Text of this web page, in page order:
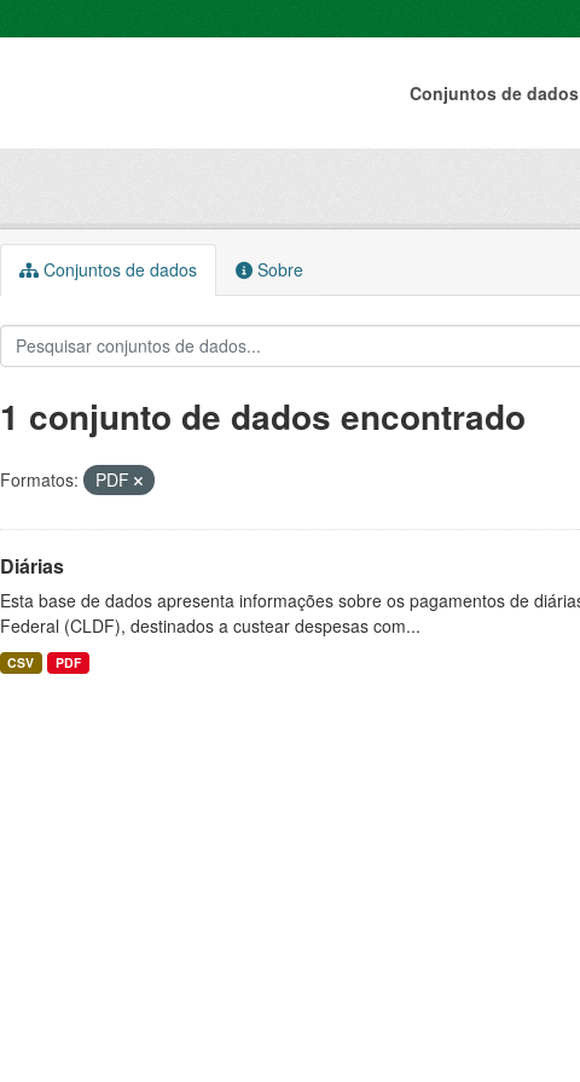
Conjuntos de dados
Conjuntos de dados Sobre
1 conjunto de dados encontrado
Formatos: PDF
Diárias
Esta base de dados apresenta informações sobre os pagamentos de
Federal (CLDF), destinados a custear despesas com...
CSV PDF